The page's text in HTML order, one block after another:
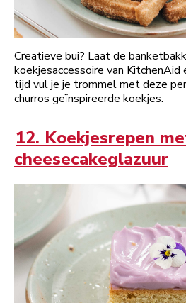
Creatieve bui? Laat de
koekjesaccessoire van KitchenAid
tijd vul je je trommel met deze
churros geïnspireerde koekjes.
12. Koekjesrepen
cheesecakeglazuur